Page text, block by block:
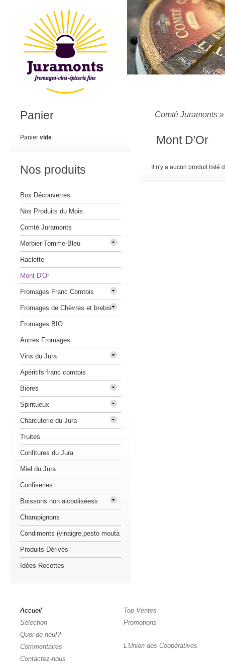
Comté Juramonts
Mont D'Or
Il n'y a aucun produit listé
Panier
Panier vide
Nos produits
Box Découvertes
Nos Produits du Mois
Comté Juramonts
Morbier-Tomme-Bleu
Raclette
Mont D'Or
Fromages Franc Comtois
Fromages de Chèvres et brebis
Fromages BIO
Autres Fromages
Vins du Jura
Apéritifs franc comtois
Bières
Spiritueux
Charcuterie du Jura
Truites
Confitures du Jura
Miel du Jura
Confiseries
Boissons non alcooliséess
Champignons
Condiments (vinaigre,pesto mouta
Produits Dérivés
Idées Recettes
Accueil
Sélection
Quoi de neuf?
Commentaires
Contactez-nous
Top Ventes
Promotions
L'Union des Coopératives